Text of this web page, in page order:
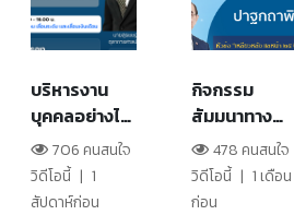
บริหารงาน
บุคคลอย่างไร
ให้ถูกต้องและ
เป็นธรรม ตอน
ที่ 1 (วิทยาลัย
706 คนสนใจ
วิดีโอนี้ | 1
สัปดาห์ก่อน
กิจกรรม
สัมมนาทาง
วิชาการ
"เหลียวหลัง
แลหน้า 25 ปี
478 คนสนใจ
วิดีโอนี้ | 1 เดือน
ก่อน